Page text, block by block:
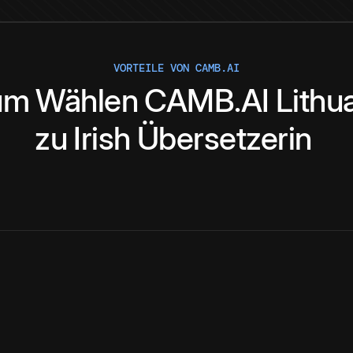
VORTEILE VON CAMB.AI
Wählen CAMB.AI
zu Irish Übersetzerin